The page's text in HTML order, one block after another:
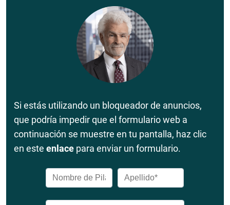
Si estás utilizando un bloqueador de anuncios,
que podría impedir que el formulario web a
continuación se muestre en tu pantalla, haz clic
en este enlace para enviar un formulario.